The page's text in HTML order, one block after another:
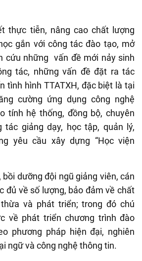
thực tiễn, nâng cao chất lượng
gắn với công tác đào tạo, mở
cứu những vấn đề mới nảy sinh
tác, những vấn đề đặt ra tác
tình hình TTATXH, đặc biệt là tại
cường ứng dụng công nghệ
tính hệ thống, đồng bộ, chuyên
tác giảng dạy, học tập, quản lý,
yêu cầu xây dựng “Học viện
dưỡng đội ngũ giảng viên, cán
đủ về số lượng, bảo đảm về chất
và phát triển; trong đó chú
về phát triển chương trình đào
phương pháp hiện đại, nghiên
ngữ và công nghệ thông tin.